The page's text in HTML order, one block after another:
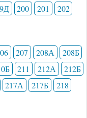
200 201 202
207 208А
208Б
211 212А
212Б
217А 217Б
218